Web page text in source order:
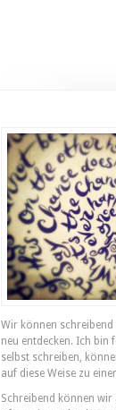
Wir können
neu entdecken. Ich bin
selbst schreiben,
auf diese Weise zu
Schreibend können